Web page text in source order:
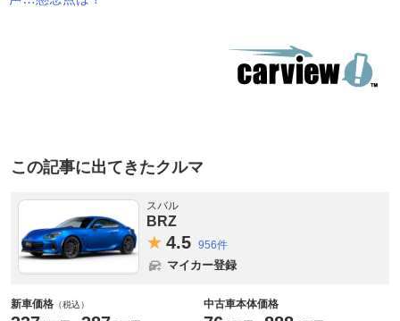
この記事に出てきたクルマ
スバル
BRZ
4.5 956件
マイカー登録
新車価格 （税込） 中古車本体価格